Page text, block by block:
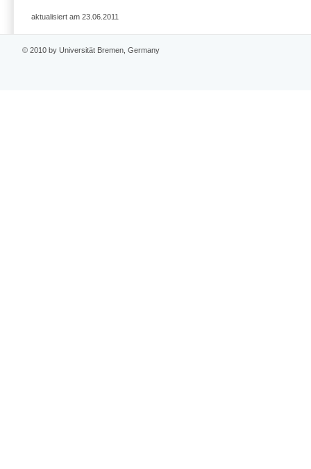
aktualisiert am 23.06.2011
© 2010 by Universität Bremen, Germany